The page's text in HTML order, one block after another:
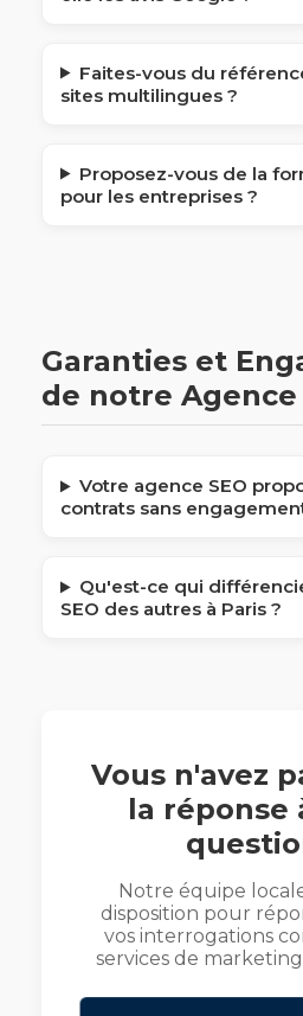
Faites-vous du
sites multilingues ?
Proposez-vous de la
pour les entreprises ?
Garanties et
de notre Agence
Votre agence SEO
contrats sans
Qu'est-ce qui
SEO des autres à Paris ?
Vous n'avez
la réponse
Notre équipe
disposition pour
vos interrogations
services de